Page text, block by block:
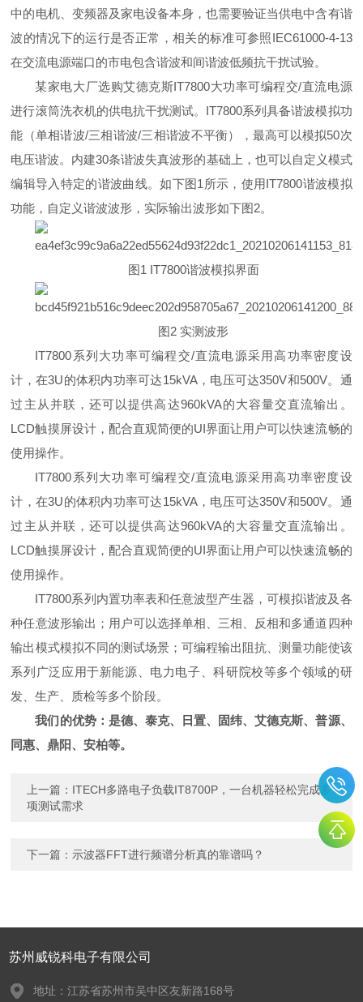
中的电机、变频器及家电设备本身，也需要验证当供电中含有谐
波的情况下的运行是否正常，相关的标准可参照IEC61000-4-13
在交流电源端口的市电包含谐波和间谐波低频抗干扰试验。
某家电大厂选购艾德克斯IT7800大功率可编程交/直流电源
进行滚筒洗衣机的供电抗干扰测试。IT7800系列具备谐波模拟功
能（单相谐波/三相谐波/三相谐波不平衡），最高可以模拟50次
电压谐波。内建30条谐波失真波形的基础上，也可以自定义模式
编辑导入特定的谐波曲线。如下图1所示，使用IT7800谐波模拟
功能，自定义谐波波形，实际输出波形如下图2。
图1 IT7800谐波模拟界面
图2 实测波形
IT7800系列大功率可编程交/直流电源采用高功率密度设
计，在3U的体积内功率可达15kVA，电压可达350V和500V。通
过主从并联，还可以提供高达960kVA的大容量交直流输出。
LCD触摸屏设计，配合直观简便的UI界面让用户可以快速流畅的
使用操作。
IT7800系列大功率可编程交/直流电源采用高功率密度设
计，在3U的体积内功率可达15kVA，电压可达350V和500V。通
过主从并联，还可以提供高达960kVA的大容量交直流输出。
LCD触摸屏设计，配合直观简便的UI界面让用户可以快速流畅的
使用操作。
IT7800系列内置功率表和任意波型产生器，可模拟谐波及各
种任意波形输出；用户可以选择单相、三相、反相和多通道四种
输出模式模拟不同的测试场景；可编程输出阻抗、测量功能使该
系列广泛应用于新能源、电力电子、科研院校等多个领域的研
发、生产、质检等多个阶段。
我们的优势：是德、泰克、日置、固纬、艾德克斯、普源、
同惠、鼎阳、安柏等。
上一篇： ITECH多路电子负载IT8700P，一台机器轻松完成多
项测试需求
下一篇： 示波器FFT进行频谱分析真的靠谱吗？
苏州威锐科电子有限公司
地址：江苏省苏州市吴中区友新路168号